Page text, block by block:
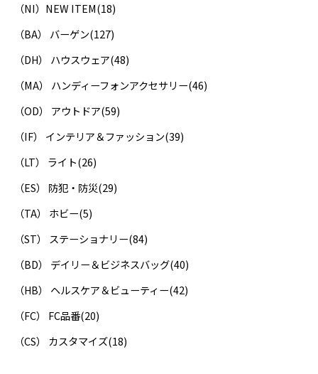
（NI）NEW ITEM(18)
（BA） バーゲン(127)
（DH） ハウスウェア(48)
（MA） ハンディーフォンアクセサリー(46)
（OD） アウトドア(59)
（IF） インテリア＆ファッション(39)
（LT） ライト(26)
（ES） 防犯・防災(29)
（TA） ホビー(5)
（ST） ステーショナリー(84)
（BD） デイリー＆ビジネスバッグ(40)
（HB） ヘルスケア＆ビューティー(42)
（FC） FC品番(20)
（CS） カスタマイズ(18)